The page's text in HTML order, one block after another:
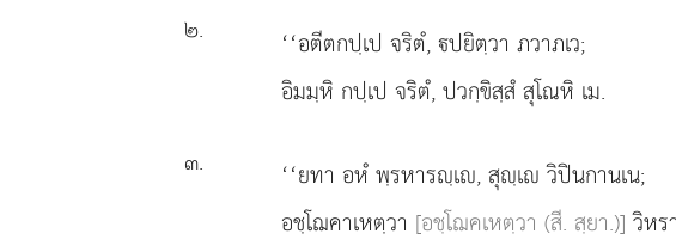
๒.
‘‘อตีตกปฺเป จริตํ, ปยิตฺวา ภวาภเว;
อิมมฺหิ กปฺเป จริตํ, ปวกฺขิสฺสํ สุโณหิ เม.
๓.
‘‘ยทา อหํ พฺรหารฺเ, สุฺเ วิปินกานเน;
อชฺโฌคาเหตฺวา [อชฺโฌคเหตฺวา (สี. สฺยา.)]วิหร